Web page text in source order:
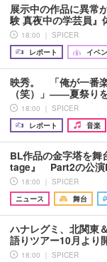
展示中の作品に異
験 真夜中の学芸員』
18:00 ｜ SPICER
レポート
イベ
映秀。 「俺が一番
（笑）」――夏祭り
18:00 ｜ SPICER
レポート
音楽
BL作品の金字塔を舞
tage』 Part2の公演
18:00 ｜ SPICER
ニュース
舞台
ハナレグミ、北関東
語りツアー10月より
18:00 ｜ SPICER